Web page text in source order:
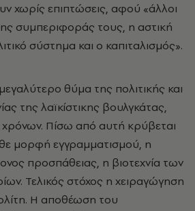
χωρίς επιπτώσεις, αφού «άλλοι
συμπεριφοράς τους, η αστική
σύστημα και ο καπιταλισμός».
θύμα της πολιτικής και
της λαϊκίστικης βουλγκάτας,
Πίσω από αυτή κρύβεται
μορφή εγγραμματισμού, η
προσπάθειας, η βιοτεχνία των
Τελικός στόχος η χειραγώγηση
Η αποθέωση του